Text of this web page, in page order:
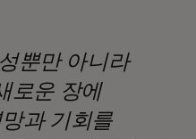
뿐만 아니라
로운 장에
과 기회를